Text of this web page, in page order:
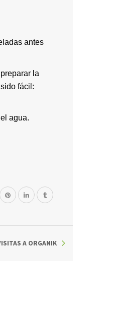
antes
la
fácil:
agua.
A ORGANIK